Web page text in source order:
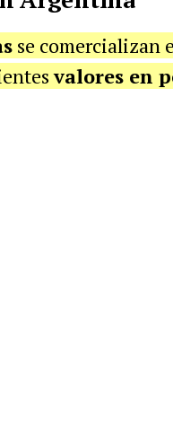
se comercializan
valores en